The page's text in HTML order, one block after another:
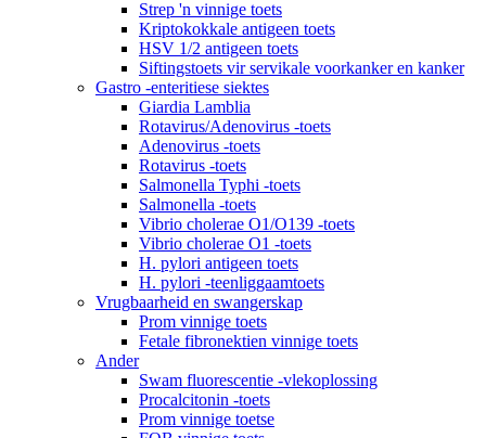
Strep 'n vinnige toets
Kriptokokkale antigeen toets
HSV 1/2 antigeen toets
Siftingstoets vir servikale voorkanker en kanker
Gastro -enteritiese siektes
Giardia Lamblia
Rotavirus/Adenovirus -toets
Adenovirus -toets
Rotavirus -toets
Salmonella Typhi -toets
Salmonella -toets
Vibrio cholerae O1/O139 -toets
Vibrio cholerae O1 -toets
H. pylori antigeen toets
H. pylori -teenliggaamtoets
Vrugbaarheid en swangerskap
Prom vinnige toets
Fetale fibronektien vinnige toets
Ander
Swam fluorescentie -vlekoplossing
Procalcitonin -toets
Prom vinnige toetse